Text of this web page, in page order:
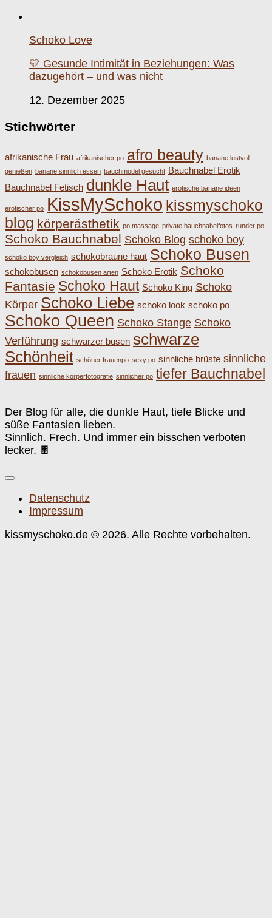
Schoko Love
💛 Gesunde Intimität in Beziehungen: Was
dazugehört – und was nicht
12. Dezember 2025
Stichwörter
afrikanische Frau afrikanischer po afro beauty banane lustvoll
genießen banane sinnlich essen bauchmodel gesucht Bauchnabel Erotik
Bauchnabel Fetisch dunkle Haut erotische banane ideen
erotischer po KissMySchoko kissmyschoko
blog körperästhetik po massage private bauchnabelfotos runder po
Schoko Bauchnabel Schoko Blog schoko boy
schoko boy vergleich schokobraune haut Schoko Busen
schokobusen schokobusen arten Schoko Erotik Schoko
Fantasie Schoko Haut Schoko King Schoko
Körper Schoko Liebe schoko look schoko po
Schoko Queen Schoko Stange Schoko
Verführung schwarzer busen schwarze
Schönheit schöner frauenpo sexy po sinnliche brüste sinnliche
frauen sinnliche körperfotografie sinnlicher po tiefer Bauchnabel
Der Blog für alle, die dunkle Haut, tiefe Blicke und
süße Fantasien lieben.
Sinnlich. Frech. Und immer ein bisschen verboten
lecker. 🍫
Datenschutz
Impressum
kissmyschoko.de © 2026. Alle Rechte vorbehalten.